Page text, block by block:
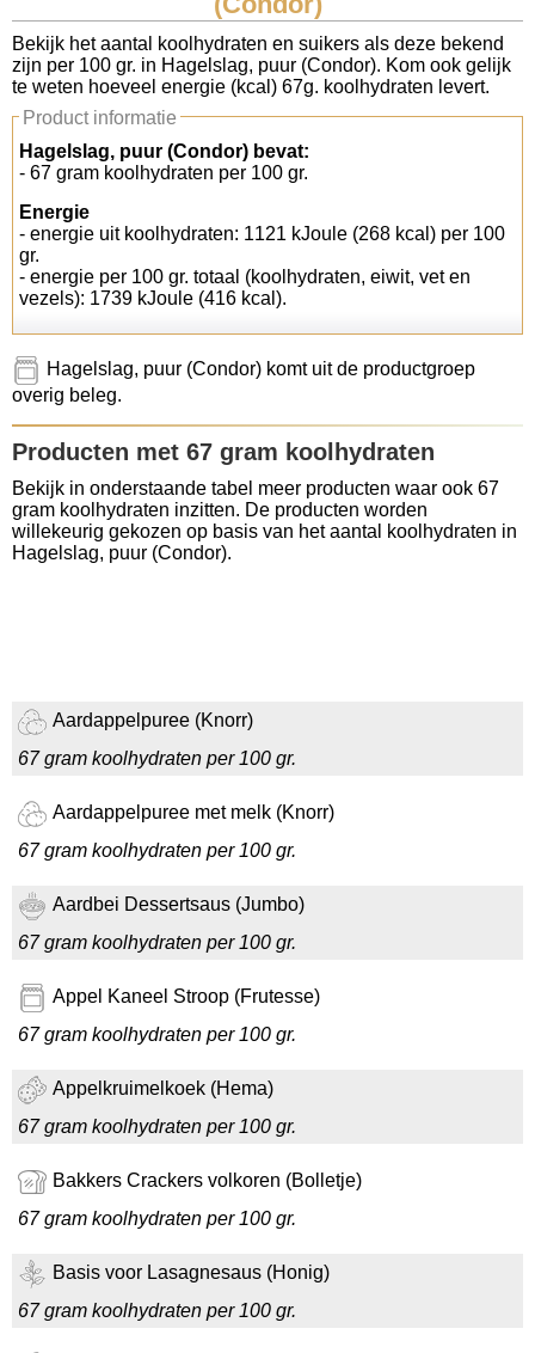
Koolhydraten tellen
Links
Bekijk het aantal koolhydraten en suikers als deze bekend
zijn per 100 gr. in Hagelslag, puur (Condor). Kom ook gelijk
te weten hoeveel energie (kcal) 67g. koolhydraten levert.
Product informatie
Hagelslag, puur (Condor) bevat:
- 67 gram koolhydraten per 100 gr.
Energie
- energie uit koolhydraten: 1121 kJoule (268 kcal) per 100
gr.
- energie per 100 gr. totaal (koolhydraten, eiwit, vet en
vezels): 1739 kJoule (416 kcal).
Hagelslag, puur (Condor) komt uit de productgroep
overig beleg.
Producten met 67 gram koolhydraten
Bekijk in onderstaande tabel meer producten waar ook 67
gram koolhydraten inzitten. De producten worden
willekeurig gekozen op basis van het aantal koolhydraten in
Hagelslag, puur (Condor).
Aardappelpuree (Knorr)
67 gram koolhydraten per 100 gr.
Aardappelpuree met melk (Knorr)
67 gram koolhydraten per 100 gr.
Aardbei Dessertsaus (Jumbo)
67 gram koolhydraten per 100 gr.
Appel Kaneel Stroop (Frutesse)
67 gram koolhydraten per 100 gr.
Appelkruimelkoek (Hema)
67 gram koolhydraten per 100 gr.
Bakkers Crackers volkoren (Bolletje)
67 gram koolhydraten per 100 gr.
Basis voor Lasagnesaus (Honig)
67 gram koolhydraten per 100 gr.